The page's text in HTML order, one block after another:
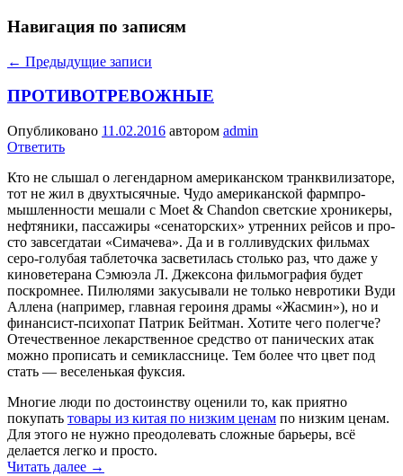
Навигация по записям
← Предыдущие записи
ПРОТИВОТРЕВОЖНЫЕ
Опубликовано 11.02.2016 автором admin
Ответить
Кто не слышал о легендарном американском транквилизаторе,
тот не жил в двухтысячные. Чудо американской фармпро-
мышленности мешали с Moet & Chandon светские хроникеры,
нефтяники, пассажиры «сенаторских» утренних рейсов и про­
сто завсегдатаи «Симачева». Да и в голливудских фильмах
серо-голубая таблеточка засветилась столько раз, что даже у
киноветерана Сэмюэла Л. Джексона фильмография будет
поскромнее. Пилюлями закусывали не только невротики Вуди
Ал­лена (например, главная героиня драмы «Жасмин»), но и
финансист-психопат Патрик Бейтман. Хотите чего полегче?
Оте­чественное лекарственное средство от панических атак
можно прописать и семикласснице. Тем более что цвет под
стать — веселенькая фуксия.
Многие люди по достоинству оценили то, как приятно
покупать товары из китая по низким ценам по низким ценам.
Для этого не нужно преодолевать сложные барьеры, всё
делается легко и просто.
Читать далее →